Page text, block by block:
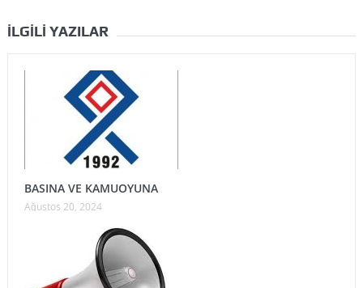
İLGILI YAZILAR
BASINA VE KAMUOYUNA
Ağustos 20, 2024